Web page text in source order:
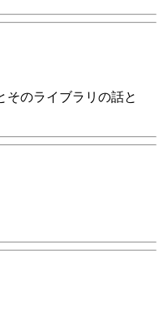
そのライブラリの話と